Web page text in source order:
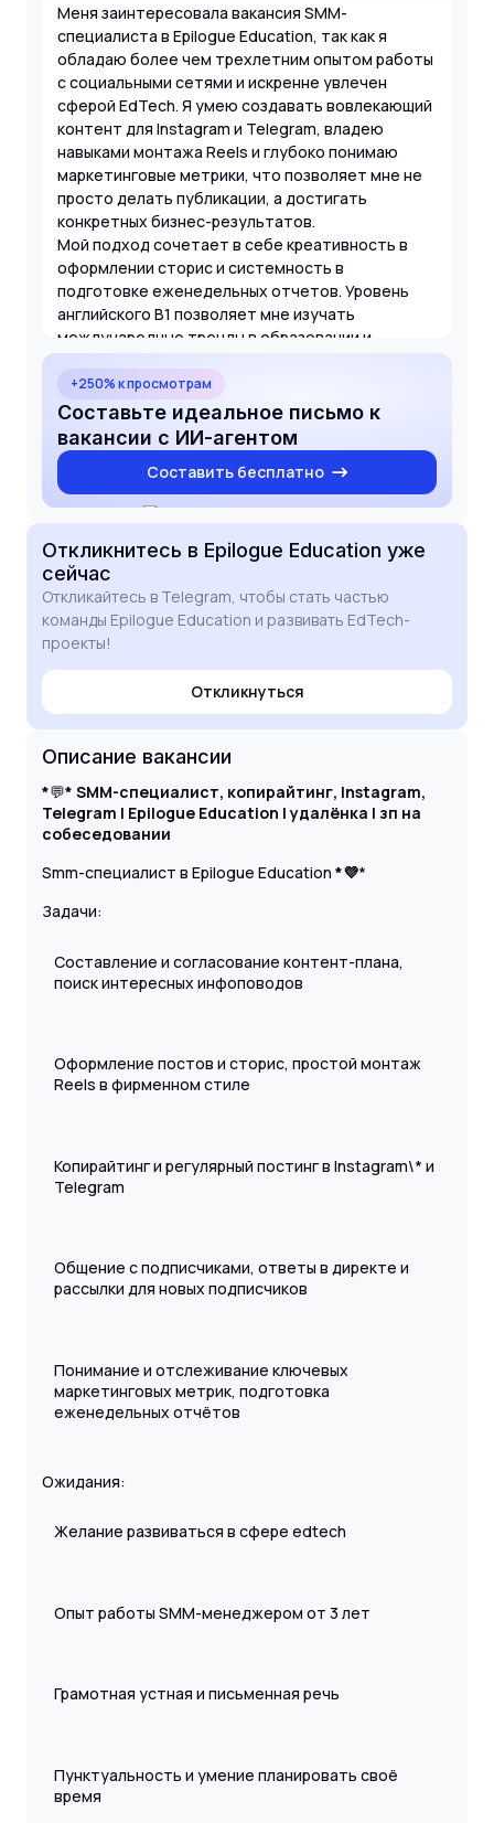
Меня заинтересовала вакансия SMM-
специалиста в Epilogue Education, так как я
обладаю более чем трехлетним опытом работы
с социальными сетями и искренне увлечен
сферой EdTech. Я умею создавать вовлекающий
контент для Instagram и Telegram, владею
навыками монтажа Reels и глубоко понимаю
маркетинговые метрики, что позволяет мне не
просто делать публикации, а достигать
конкретных бизнес-результатов.
Мой подход сочетает в себе креативность в
оформлении сторис и системность в
подготовке еженедельных отчетов. Уровень
английского B1 позволяет мне изучать
международные тренды в образовании и
внедрять их в контент-стратегию. Буду рад
обсудить, как мой опыт поможет усилить
присутствие вашего бренда в социальных сетях
на условиях парт-тайм занятости.
+250% к просмотрам
Составьте идеальное письмо к
вакансии с ИИ-агентом
Составить бесплатно
Откликнитесь в Epilogue Education уже
сейчас
Откликайтесь в Telegram, чтобы стать частью
команды Epilogue Education и развивать EdTech-
проекты!
Откликнуться
Описание вакансии
*💬* SMM-специалист, копирайтинг, Instagram,
Telegram | Epilogue Education | удалёнка | зп на
собеседовании
Smm-специалист в Epilogue Education *💜*
Задачи:
Составление и согласование контент-плана,
поиск интересных инфоповодов
Оформление постов и сторис, простой монтаж
Reels в фирменном стиле
Копирайтинг и регулярный постинг в Instagram\* и
Telegram
Общение с подписчиками, ответы в директе и
рассылки для новых подписчиков
Понимание и отслеживание ключевых
маркетинговых метрик, подготовка
еженедельных отчётов
Ожидания:
Желание развиваться в сфере edtech
Опыт работы SMM-менеджером от 3 лет
Грамотная устная и письменная речь
Пунктуальность и умение планировать своё
время